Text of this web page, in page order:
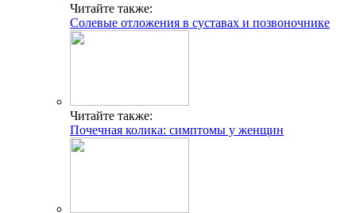
Читайте также:
Солевые отложения в суставах и позвоночнике
Читайте также:
Почечная колика: симптомы у женщин